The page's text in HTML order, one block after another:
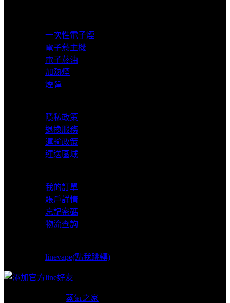
一次性電子煙
電子菸主機
電子菸油
加熱煙
煙彈
隱私政策
退換服務
運輸政策
運送區域
我的訂單
賬戶詳情
忘記密碼
物流查詢
linevape(點我跳轉)
蒸氣之家